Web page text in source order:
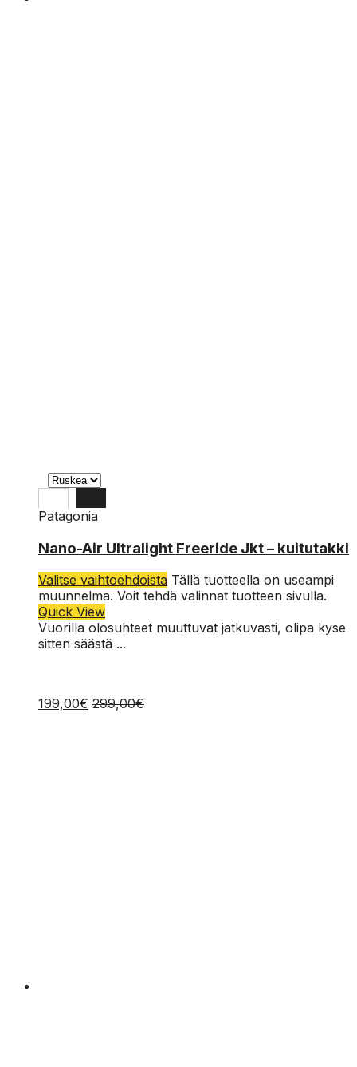
M
Patagonia
Nano-Air Ultralight Freeride Jkt – kuitutakki
Valitse vaihtoehdoista Tällä tuotteella on useampi
muunnelma. Voit tehdä valinnat tuotteen sivulla.
Quick View
Vuorilla olosuhteet muuttuvat jatkuvasti, olipa kyse
sitten säästä ...
199,00€ 299,00€